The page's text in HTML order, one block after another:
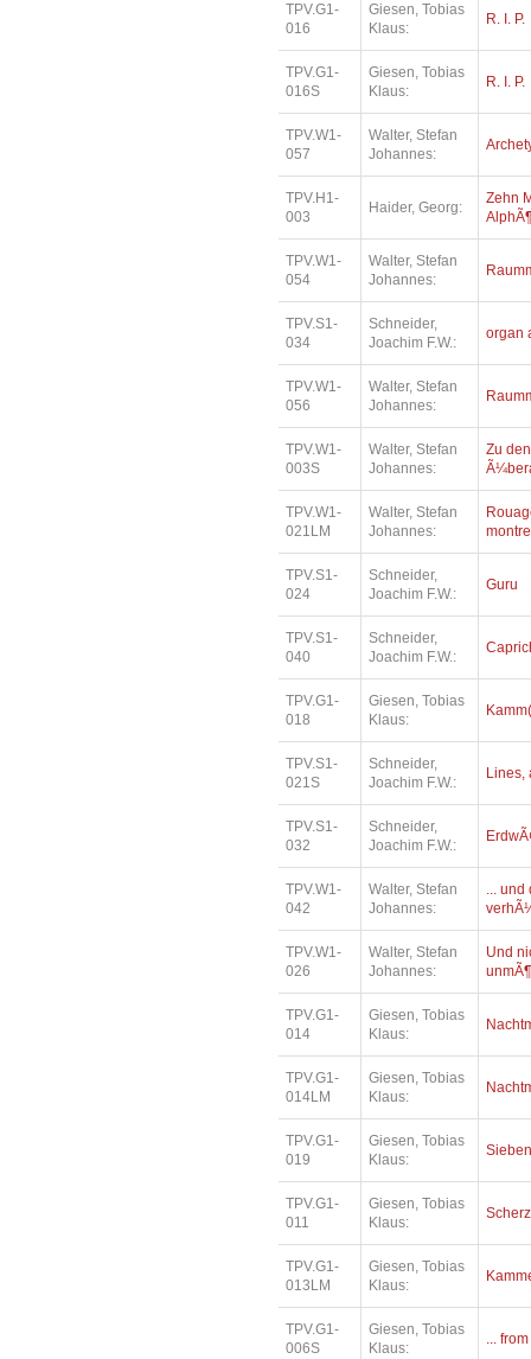
TPV.G1-
016
Giesen, Tobias
Klaus:
R. I. P.
TPV.G1-
016S
Giesen, Tobias
Klaus:
R. I. P.
TPV.W1-
057
Walter, Stefan
Johannes:
TPV.H1-
003
Haider, Georg:
Zehn
TPV.W1-
054
Walter, Stefan
Johannes:
TPV.S1-
034
Schneider,
Joachim F.W.:
organ
TPV.W1-
056
Walter, Stefan
Johannes:
TPV.W1-
003S
Walter, Stefan
Johannes:
Zu
TPV.W1-
021LM
Walter, Stefan
Johannes:
montre
TPV.S1-
024
Schneider,
Joachim F.W.:
Guru
TPV.S1-
040
Schneider,
Joachim F.W.:
TPV.G1-
018
Giesen, Tobias
Klaus:
TPV.S1-
021S
Schneider,
Joachim F.W.:
Lines,
TPV.S1-
032
Schneider,
Joachim F.W.:
TPV.W1-
042
Walter, Stefan
Johannes:
... und
TPV.W1-
026
Walter, Stefan
Johannes:
Und
TPV.G1-
014
Giesen, Tobias
Klaus:
TPV.G1-
014LM
Giesen, Tobias
Klaus:
TPV.G1-
019
Giesen, Tobias
Klaus:
TPV.G1-
011
Giesen, Tobias
Klaus:
TPV.G1-
013LM
Giesen, Tobias
Klaus:
TPV.G1-
006S
Giesen, Tobias
Klaus:
...